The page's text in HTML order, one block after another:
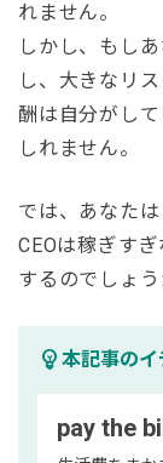
れません。
しかし、もし
し、大きなリ
酬は自分がし
しれません。
では、あなた
CEOは稼ぎす
するのでしょう
emoji_objects 本記事の
pay the